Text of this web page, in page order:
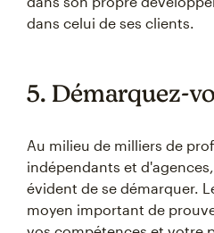
dans celui de ses clients.
5. Démarquez-
Au milieu de milliers de
indépendants et
évident de se démarquer.
moyen important de